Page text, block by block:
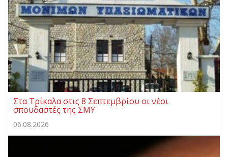
Στα Τρίκαλα στις 8 Σεπτεμβρίου οι νέοι
σπουδαστές της ΣΜΥ
06.08.2026